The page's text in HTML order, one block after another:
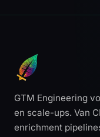
GTM Engineering
en scale-ups. Van
enrichment